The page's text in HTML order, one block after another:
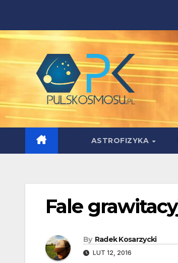
content
ASTROFIZYKA
Fale
By Radek Kosarzycki
LUT 12, 2016